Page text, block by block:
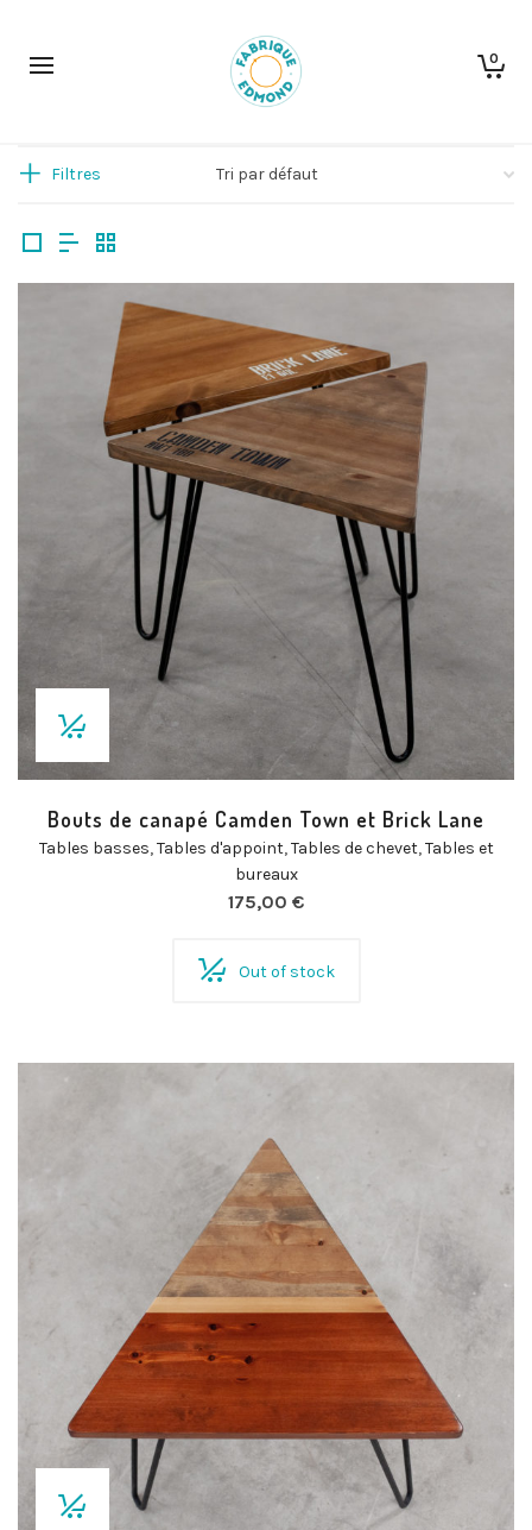
0
Filtres
Bouts de canapé Camden Town et Brick Lane
Tables basses,Tables d'appoint,Tables de chevet,Tables et
bureaux
175,00 €
Out of stock